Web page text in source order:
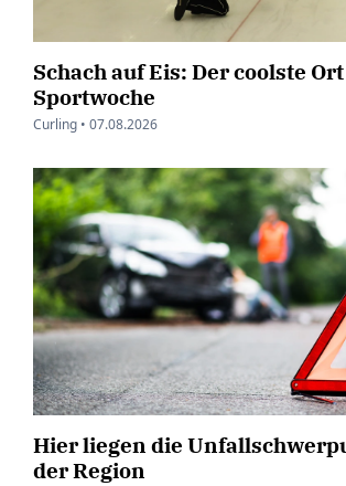
Schach auf Eis: Der coolste
Sportwoche
Curling • 07.08.2026
Hier liegen die
der Region